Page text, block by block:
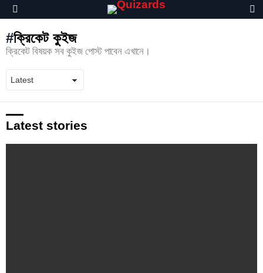
Menu
ক্রিকেট কুইজ
ক্রিকেট বিষয়ক সব কুইজ পোস্ট পাবেন এখানে।
Latest stories